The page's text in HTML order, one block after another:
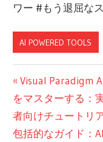
ワー #もう退屈な
AI POWERED TOOLS
投
稿
ナ
前
の
投
稿:
Visual Paradigm
をマスターする：
者向けチュートリ
次
包括的なガイド：